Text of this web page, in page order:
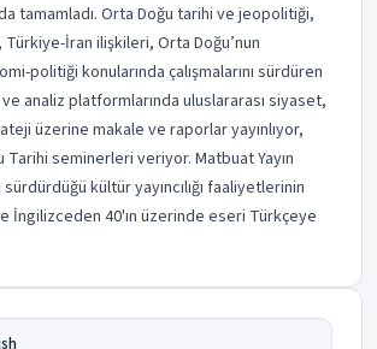
tamamladı. Orta Doğu tarihi ve jeopolitiği,
İran ilişkileri, Orta Doğu’nun
politiği konularında çalışmalarını sürdüren
analiz platformlarında uluslararası siyaset,
üzerine makale ve raporlar yayınlıyor,
seminerleri veriyor. Matbuat Yayın
kültür yayıncılığı faaliyetlerinin
İngilizceden 40'ın üzerinde eseri Türkçeye